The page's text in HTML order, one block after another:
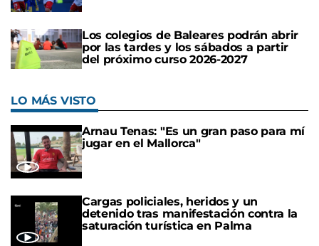
Los colegios de Baleares podrán abrir
por las tardes y los sábados a partir
del próximo curso 2026-2027
LO MÁS VISTO
Arnau Tenas: "Es un gran paso para mí
jugar en el Mallorca"
Cargas policiales, heridos y un
detenido tras manifestación contra la
saturación turística en Palma